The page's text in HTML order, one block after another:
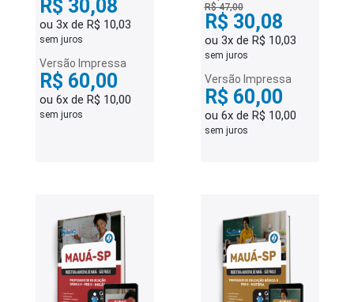
R$ 30,08
ou 3x de R$ 10,03
sem juros
Versão Impressa
R$ 60,00
ou 6x de R$ 10,00
sem juros
R$ 47,00
R$ 30,08
ou 3x de R$ 10,03
sem juros
Versão Impressa
R$ 60,00
ou 6x de R$ 10,00
sem juros